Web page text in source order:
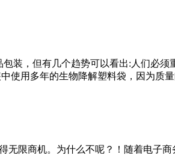
装，但有几个趋势可以看出:人们必
使用多年的生物降解塑料袋，因为质
限商机。为什么不呢？！随着电子